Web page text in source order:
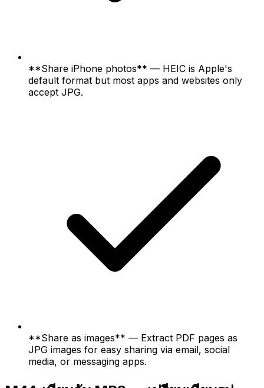
**Share iPhone photos** — HEIC is Apple's
default format but most apps and websites only
accept JPG.
**Share as images** — Extract PDF pages as
JPG images for easy sharing via email, social
media, or messaging apps.